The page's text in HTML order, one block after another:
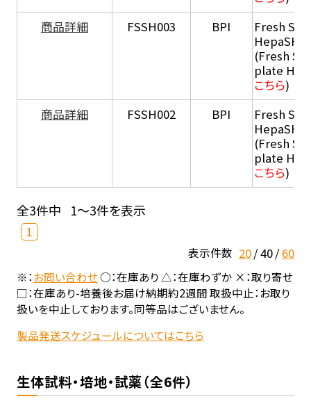
商品詳細
FSSH003 BPI
Fresh
HepaSH®
(Fresh
plate
こちら)
商品詳細
FSSH002 BPI
Fresh
HepaSH®
(Fresh
plate
こちら)
全3件中 1～3件を表示
1
表示件数 20 40 60
※：お問い合わせ○：在庫あり △：在庫わずか ×：取り寄せ
□：在庫あり-培養後お届け納期約2週間 取扱中止：お取り
扱いを中止しております。同等品はございません。
製品発送スケジュールについてはこちら
生体試料・培地・試薬（全6件）